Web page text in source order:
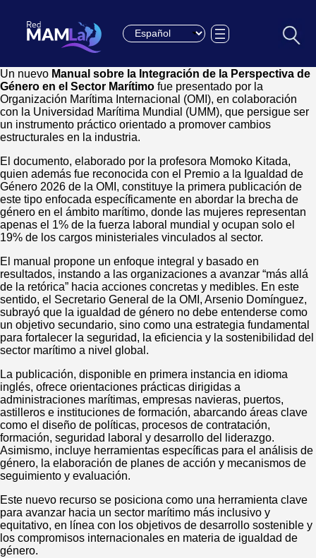
Choose a language
Un nuevo Manual sobre la Integración de la Perspectiva de
Género en el Sector Marítimo fue presentado por la
Organización Marítima Internacional (OMI), en colaboración
con la Universidad Marítima Mundial (UMM), que persigue ser
un instrumento práctico orientado a promover cambios
estructurales en la industria.
El documento, elaborado por la profesora Momoko Kitada,
quien además fue reconocida con el Premio a la Igualdad de
Género 2026 de la OMI, constituye la primera publicación de
este tipo enfocada específicamente en abordar la brecha de
género en el ámbito marítimo, donde las mujeres representan
apenas el 1% de la fuerza laboral mundial y ocupan solo el
19% de los cargos ministeriales vinculados al sector.
El manual propone un enfoque integral y basado en
resultados, instando a las organizaciones a avanzar “más allá
de la retórica” hacia acciones concretas y medibles. En este
sentido, el Secretario General de la OMI, Arsenio Domínguez,
subrayó que la igualdad de género no debe entenderse como
un objetivo secundario, sino como una estrategia fundamental
para fortalecer la seguridad, la eficiencia y la sostenibilidad del
sector marítimo a nivel global.
La publicación, disponible en primera instancia en idioma
inglés, ofrece orientaciones prácticas dirigidas a
administraciones marítimas, empresas navieras, puertos,
astilleros e instituciones de formación, abarcando áreas clave
como el diseño de políticas, procesos de contratación,
formación, seguridad laboral y desarrollo del liderazgo.
Asimismo, incluye herramientas específicas para el análisis de
género, la elaboración de planes de acción y mecanismos de
seguimiento y evaluación.
Este nuevo recurso se posiciona como una herramienta clave
para avanzar hacia un sector marítimo más inclusivo y
equitativo, en línea con los objetivos de desarrollo sostenible y
los compromisos internacionales en materia de igualdad de
género.